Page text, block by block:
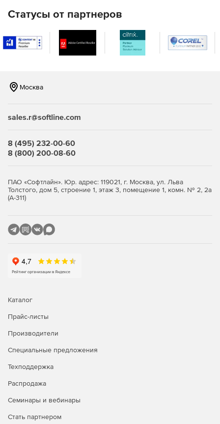
Directory.
Мгновенная очистка Active Directory (от устаревших
объектов).
Автоматическая и плановая инвентаризация систем с
ОС Windows с экспортом данных в HTML, CSV, БД
Средства миграции Windows Active Directory между
доменами и серверами.
компьютеров из режима сна (технология Wake On
LAN).
параметров функции контроля учетных записей,
брандмауэра.
Windows WMI с помощью графического интерфейса.
Удаленное восстановление ключей продуктов.
доменами и рабочими группами.
Задачи администрирования можно выполнять
Мастер настройки для быстрого начала работы.
Одна лицензия ИТ-администратора для
Статусы от партнеров
Москва
sales.r@softline.com
8 (495) 232-00-60
8 (800) 200-08-60
ПАО «Софтлайн». Юр. адрес: 119021, г. Москва, ул. Льва
Толстого, дом 5, строение 1, этаж 3, помещение 1, комн. № 2, 2а
(А-311)
Каталог
Прайс-листы
Производители
Специальные предложения
Техподдержка
Распродажа
Семинары и вебинары
Стать партнером